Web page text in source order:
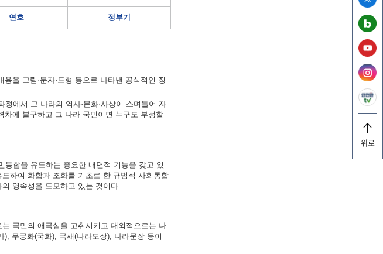
위로
연호 정부기
을 그림·문자·도형 등으로 나타낸 공식적인 징
에서 그 나라의 역사·문화·사상이 스며들어 자
차에 불구하고 그 나라 국민이면 누구도 부정할
통합을 유도하는 중요한 내면적 기능을 갖고 있
하여 화합과 조화를 기초로 한 규범적 사회통합
영속성을 도모하고 있는 것이다.
국민의 애국심을 고취시키고 대외적으로는 나
무궁화(국화), 국새(나라도장), 나라문장 등이